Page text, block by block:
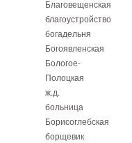
Благовещенская
благоустройство
богадельня
Богоявленская
Бологое-
Полоцкая
ж.д.
больница
Борисоглебская
борщевик